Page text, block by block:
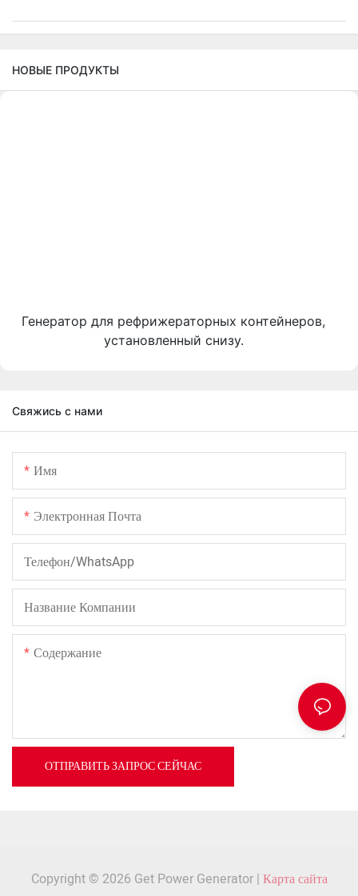
НОВЫЕ ПРОДУКТЫ
Генератор для рефрижераторных контейнеров,
установленный снизу.
Свяжись с нами
Имя
Электронная Почта
Телефон/WhatsApp
Название Компании
Содержание
ОТПРАВИТЬ ЗАПРОС СЕЙЧАС
Copyright © 2026 Get Power Generator | Карта сайта